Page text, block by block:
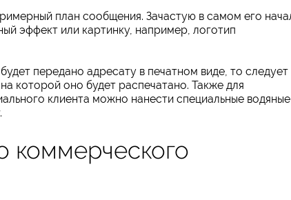
план сообщения. Зачастую в самом его
эффект или картинку, например, логотип
передано адресату в печатном виде, то следует
которой оно будет распечатано. Также для
клиента можно нанести специальные водяные
коммерческого